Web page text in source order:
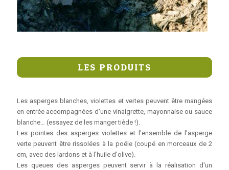
LES PRODUITS
Les asperges blanches, violettes et vertes peuvent être mangées
en entrée accompagnées d'une vinaigrette, mayonnaise ou sauce
blanche… (essayez de les manger tiède !).
Les pointes des asperges violettes et l'ensemble de l'asperge
verte peuvent être rissolées à la poêle (coupé en morceaux de 2
cm, avec des lardons et à l'huile d'olive).
Les queues des asperges peuvent servir à la réalisation d'un